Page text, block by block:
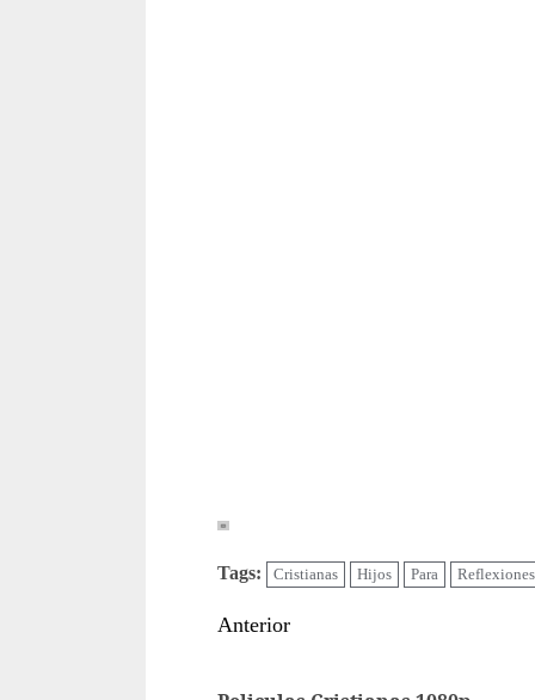
Tags: Cristianas Hijos Para Reflexiones
Sigue
Anterior